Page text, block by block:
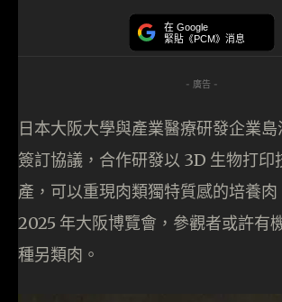
在 Google
緊貼《PCM》消息
- 廣告 -
日本大阪大學與產業醫療研發企業
簽訂協議，合作研發以 3D 生物打印
產，可以重現肉類獨特質感的培養
2025 年大阪博覽會，參觀者或許有
種另類肉。